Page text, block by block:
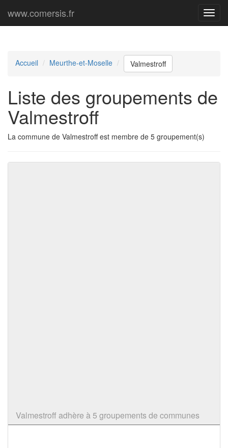
Menu
www.comersis.fr
Accueil Meurthe-et-Moselle Valmestroff
Liste des groupements de
Valmestroff
La commune de Valmestroff est membre de 5 groupement(s)
Valmestroff adhère à 5 groupements de communes